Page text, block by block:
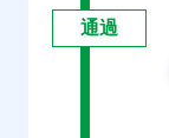
通過